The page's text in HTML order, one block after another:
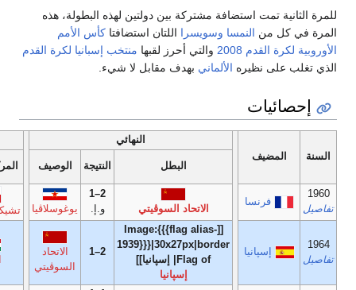
بين دولتين لهذه البطولة، هذه
اللتان استضافتاكأس الأمم
لقبهامنتخب إسبانيا لكرة القدم
مقابل لا شيء.
مباراة المركز الثالث
المركز الثالث النتيجة
المركز
الرابع
السوڤيتي
و.إ.
يوغوسلاڤيا تشيكوسلوڤاكيا
فرنسا
2–1
الاتحاد
السوڤيتي
المجر الدنمارك